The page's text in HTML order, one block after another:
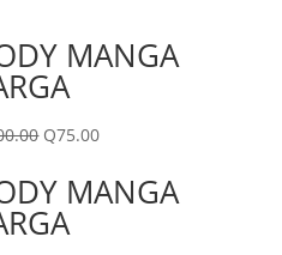
MANGA
Q75.00
MANGA